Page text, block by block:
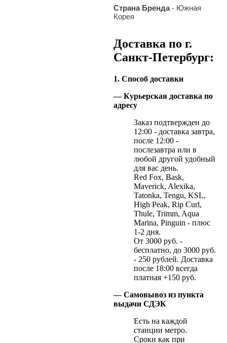
Страна Бренда- Южная
Корея
Доставка по г.
Санкт-Петербург:
1. Способ доставки
— Курьерская доставка по
адресу
Заказ подтвержден до
12:00 - доставка завтра,
после 12:00 -
послезавтра или в
любой другой удобный
для вас день.
Red Fox, Bask,
Maverick, Alexika,
Tatonka, Tengu, KSL,
High Peak, Rip Curl,
Thule, Trimm, Aqua
Marina, Pinguin - плюс
1-2 дня.
От 3000 руб. -
бесплатно, до 3000 руб.
- 250 рублей. Доставка
после 18:00 всегда
платная +150 руб.
— Самовывоз из пункта
выдачи СДЭК
Есть на каждой
станции метро.
Сроки как при